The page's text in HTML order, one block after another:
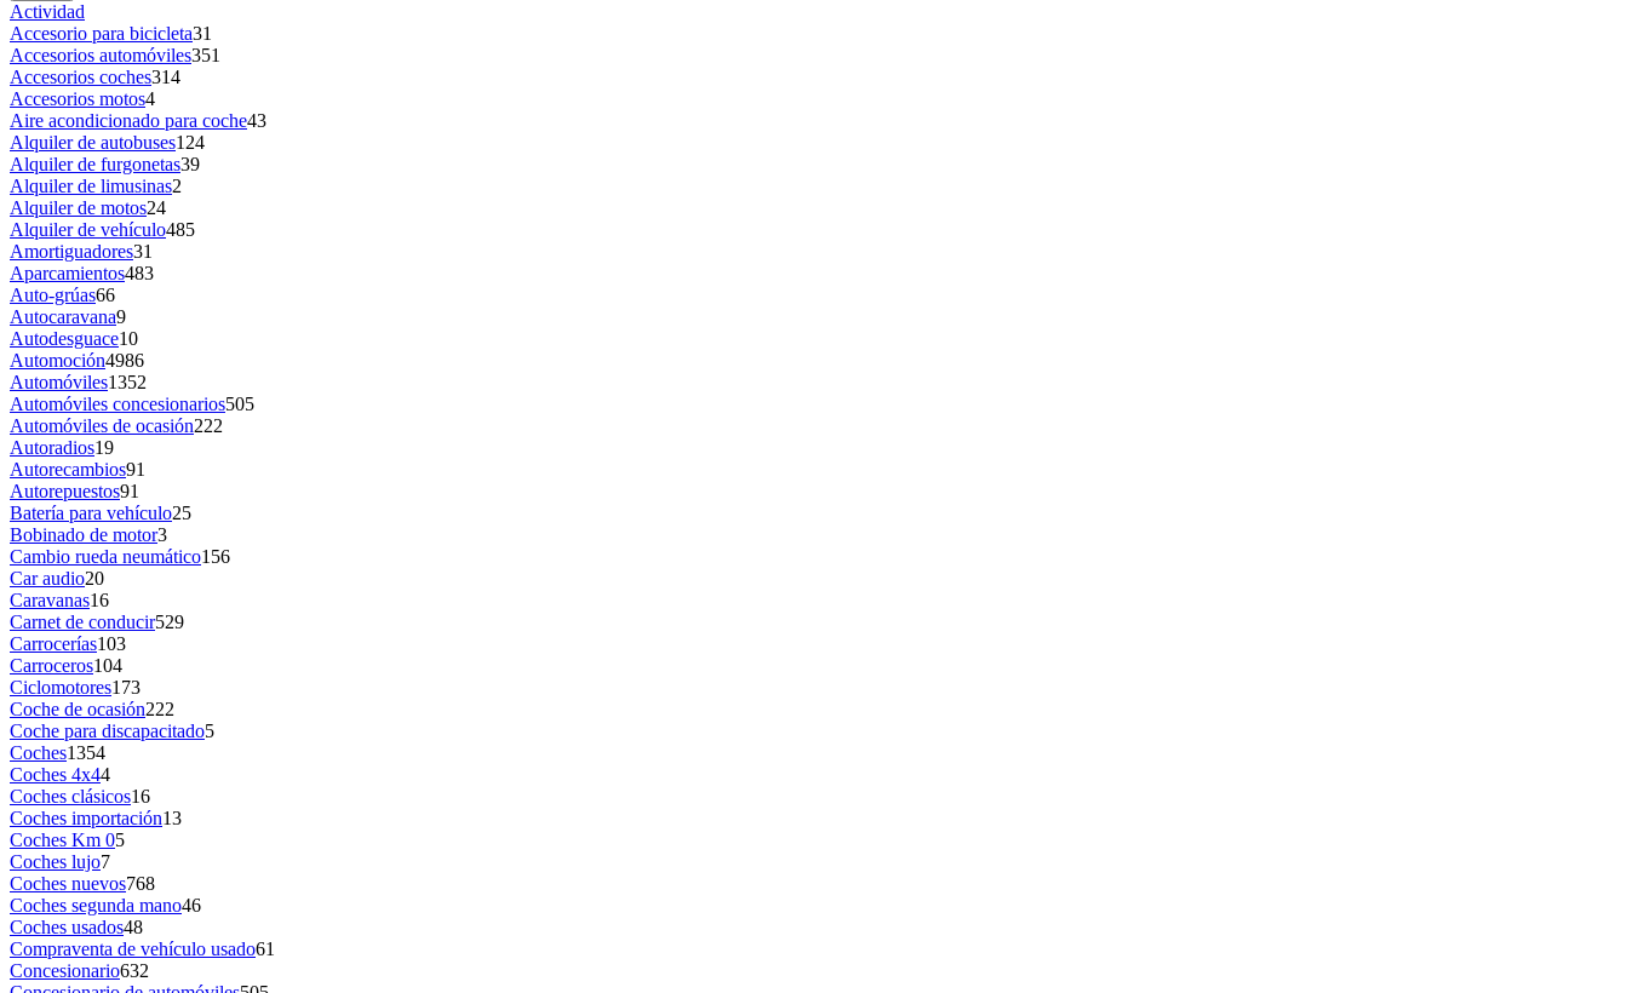
Actividad
Accesorio para bicicleta31
Accesorios automóviles351
Accesorios coches314
Accesorios motos4
Aire acondicionado para coche43
Alquiler de autobuses124
Alquiler de furgonetas39
Alquiler de limusinas2
Alquiler de motos24
Alquiler de vehículo485
Amortiguadores31
Aparcamientos483
Auto-grúas66
Autocaravana9
Autodesguace10
Automoción4986
Automóviles1352
Automóviles concesionarios505
Automóviles de ocasión222
Autoradios19
Autorecambios91
Autorepuestos91
Batería para vehículo25
Bobinado de motor3
Cambio rueda neumático156
Car audio20
Caravanas16
Carnet de conducir529
Carrocerías103
Carroceros104
Ciclomotores173
Coche de ocasión222
Coche para discapacitado5
Coches1354
Coches 4x44
Coches clásicos16
Coches importación13
Coches Km 05
Coches lujo7
Coches nuevos768
Coches segunda mano46
Coches usados48
Compraventa de vehículo usado61
Concesionario632